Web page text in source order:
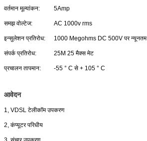
वर्तमान मूल्यांकन: 5Amp
समझ वोल्टेज: AC 1000v rms
इन्सुलेशन प्रतिरोध: 1000 Megohms DC 500V पर न्यूनतम
संपर्क प्रतिरोध: 25M 25 मैक्स मेट
प्रचालन तापमान: -55 ° C से + 105 ° C
आवेदन
1, VDSL टेलीकॉम उपकरण
2, कंप्यूटर परिधीय